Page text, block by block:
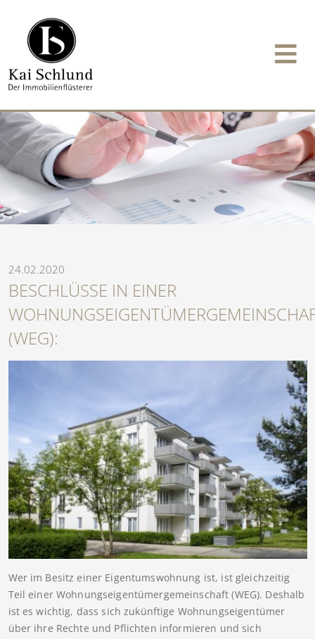
24.02.2020
BESCHLÜSSE IN EINER
(WEG):
Wer im Besitz einer Eigentumswohnung ist, ist gleichzeitig
Teil einer Wohnungseigentümergemeinschaft (WEG). Deshalb
ist es wichtig, dass sich zukünftige Wohnungseigentümer
über ihre Rechte und Pflichten informieren und sich